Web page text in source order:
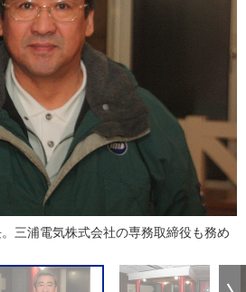
三浦電気株式会社の専務取締役も務め